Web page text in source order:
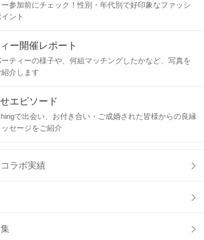
ー参加前にチェック！性別・年代別で好印象なファッシ
ント
ー開催レポート
ティーの様子や、何組マッチングしたかなど、写真を
介します
エピソード
で出会い、お付き合い・ご成婚された皆様からの良縁
セージをご紹介
ラボ実績